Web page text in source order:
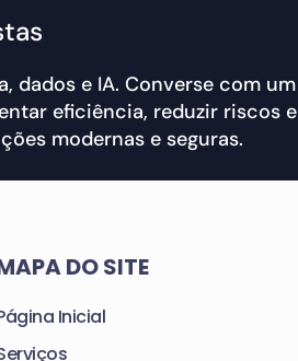
dados e IA. Converse com um
eficiência, reduzir riscos e
modernas e seguras.
DO SITE
Inicial